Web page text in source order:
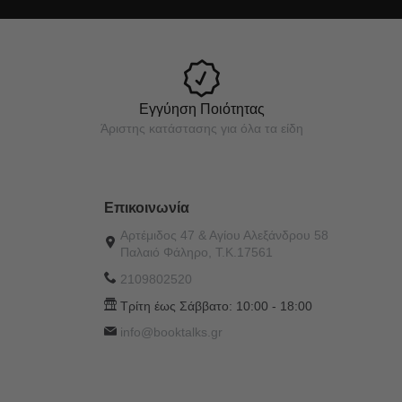
Εγγύηση Ποιότητας
Άριστης κατάστασης για όλα τα είδη
Επικοινωνία
Αρτέμιδος 47 & Αγίου Αλεξάνδρου 58
Παλαιό Φάληρο, Τ.Κ.17561
2109802520
Τρίτη έως Σάββατο: 10:00 - 18:00
info@booktalks.gr